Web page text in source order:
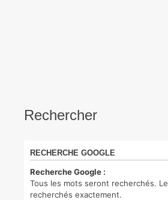
Rechercher
RECHERCHE GOOGLE
Recherche Google :
Tous les mots seront recherchés.
recherchés exactement.